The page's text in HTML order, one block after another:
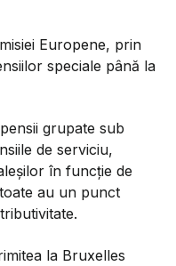
Europene, prin
speciale până la
grupate sub
de serviciu,
în funcție de
au un punct
la Bruxelles